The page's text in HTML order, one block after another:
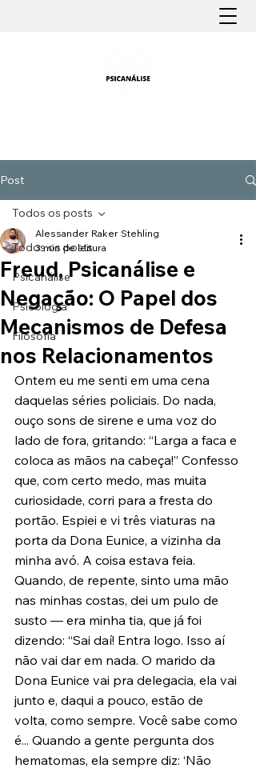
Post
Todos os posts
Psicanálise
Psicologia
Filosofia
Todos os posts
Freud, Psicanálise e
Negação: O Papel dos
Mecanismos de Defesa
nos Relacionamentos
Alessander Raker Stehling
3 min de leitura
Ontem eu me senti em uma cena
daquelas séries policiais. Do nada,
ouço sons de sirene e uma voz do
lado de fora, gritando: “Larga a faca e
coloca as mãos na cabeça!” Confesso
que, com certo medo, mas muita
curiosidade, corri para a fresta do
portão. Espiei e vi três viaturas na
porta da Dona Eunice, a vizinha da
minha avó. A coisa estava feia.
Quando, de repente, sinto uma mão
nas minhas costas, dei um pulo de
susto — era minha tia, que já foi
dizendo: “Sai daí! Entra logo. Isso aí
não vai dar em nada. O marido da
Dona Eunice vai pra delegacia, ela vai
junto e, daqui a pouco, estão de
volta, como sempre. Você sabe como
é... Quando a gente pergunta dos
hematomas, ela sempre diz: ‘Não